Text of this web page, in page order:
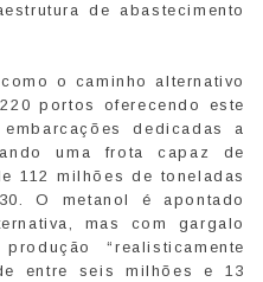
de abastecimento
o caminho alternativo
portos oferecendo este
dedicadas a
uma frota capaz de
112 milhões de toneladas
O metanol é apontado
mas com gargalo
“realisticamente
entre seis milhões e 13